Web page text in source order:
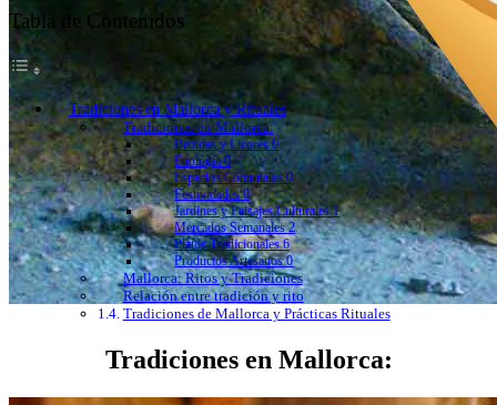
Tabla de Contenidos
Tradiciones en Mallorca y Rituales
Tradiciones en Mallorca:
Bebidas y Licores 0
Enología 0
Espacios Comunales 0
Festividades 0
Jardines y Paisajes Culturales 1
Mercados Semanales 2
Platos Tradicionales 6
Productos Artesanos 0
Mallorca: Ritos y Tradiciones
Relación entre tradición y rito
Tradiciones de Mallorca y Prácticas Rituales
Tradiciones en Mallorca: